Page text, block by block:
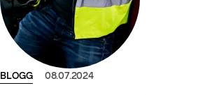
BLOGG 08.07.2024